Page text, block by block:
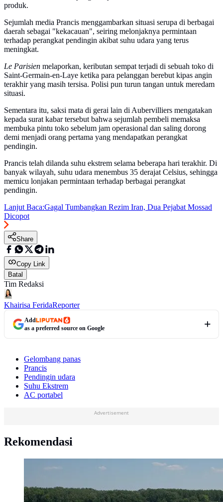
produk.
Sejumlah media Prancis menggambarkan situasi serupa di berbagai
daerah sebagai "kekacauan", seiring melonjaknya permintaan
terhadap perangkat pendingin akibat suhu udara yang terus
meningkat.
Le Parisien melaporkan, keributan sempat terjadi di sebuah toko di
Saint-Germain-en-Laye ketika para pelanggan berebut kipas angin
terakhir yang masih tersisa. Polisi pun turun tangan untuk meredam
situasi.
Sementara itu, saksi mata di gerai lain di Aubervilliers mengatakan
kepada surat kabar tersebut bahwa sejumlah pembeli memaksa
membuka pintu toko sebelum jam operasional dan saling dorong
demi menjadi orang pertama yang mendapatkan perangkat
pendingin.
Prancis telah dilanda suhu ekstrem selama beberapa hari terakhir. Di
banyak wilayah, suhu udara menembus 35 derajat Celsius, sehingga
memicu lonjakan permintaan terhadap berbagai perangkat
pendingin.
Lanjut Baca:Gagal Tumbangkan Rezim Iran, Dua Pejabat Mossad
Dicopot
Share
Copy Link
Batal
Tim Redaksi
Khairisa FeridaReporter
Add
as a preferred source on Google
Gelombang panas
Prancis
Pendingin udara
Suhu Ekstrem
AC portabel
Advertisement
Rekomendasi